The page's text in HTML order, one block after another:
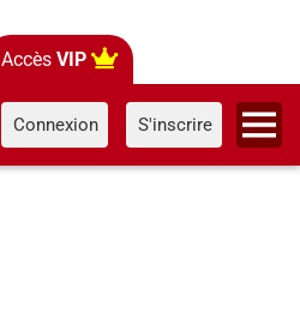
Accès VIP
Connexion S'inscrire